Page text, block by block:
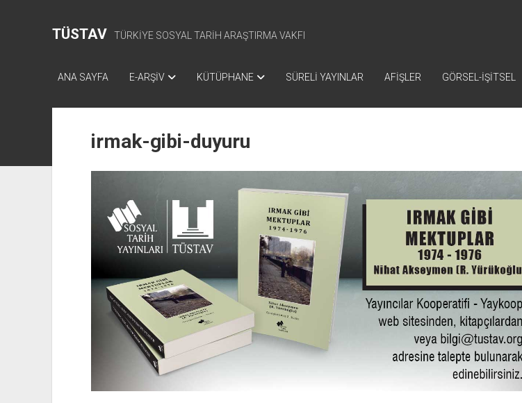
TÜSTAV TÜRKİYE SOSYAL TARİH ARAŞTIRMA VAKFI
ANA SAYFA E-ARŞİV KÜTÜPHANE SÜRELİ YAYINLAR AFİŞLER GÖRSEL-İŞİTSEL
irmak-gibi-duyuru